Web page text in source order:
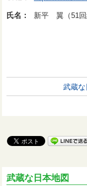
氏名： 新平 翼（51回
武蔵
武蔵な日本地図